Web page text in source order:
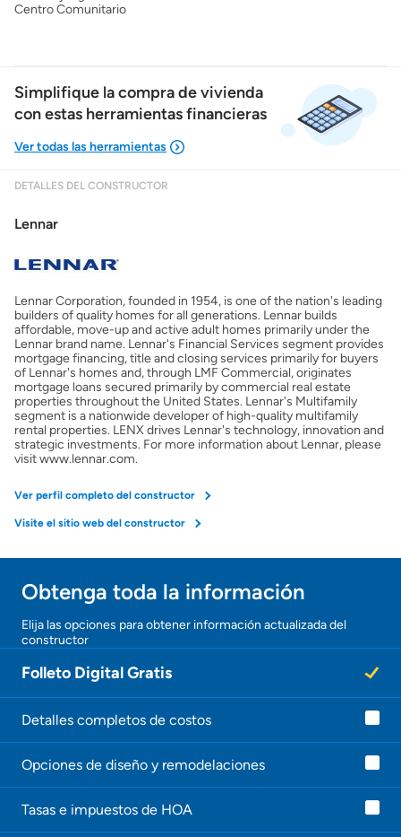
Centro Comunitario
Simplifique la compra de vivienda
con estas herramientas financieras
Costos casa nueva vs. usada
Obtener mi puntaje de crédito
Calcular mi hipoteca
Obtener Aprobación Previa
Preparar mi casa para la venta
Obtener ofertas por mi casa
DETALLES DEL CONSTRUCTOR
Lennar
Lennar Corporation, founded in 1954, is one of the nation's leading
builders of quality homes for all generations. Lennar builds
affordable, move-up and active adult homes primarily under the
Lennar brand name. Lennar's Financial Services segment provides
mortgage financing, title and closing services primarily for buyers
of Lennar's homes and, through LMF Commercial, originates
mortgage loans secured primarily by commercial real estate
properties throughout the United States. Lennar's Multifamily
segment is a nationwide developer of high-quality multifamily
rental properties. LENX drives Lennar's technology, innovation and
strategic investments. For more information about Lennar, please
visit www.lennar.com.
Ver perfil completo del constructor
Visite el sitio web del constructor
¡Gracias!
¡
n
e
e
c
Obtenga toda la información
Elija las opciones para obtener información actualizada del
constructor
Folleto Digital Gratis
Detalles completos de costos
Opciones de diseño y remodelaciones
Tasas e impuestos de HOA